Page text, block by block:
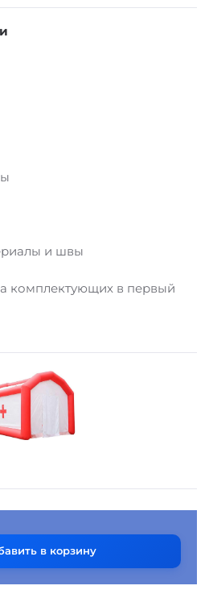
и швы
комплектующих в первый
в корзину